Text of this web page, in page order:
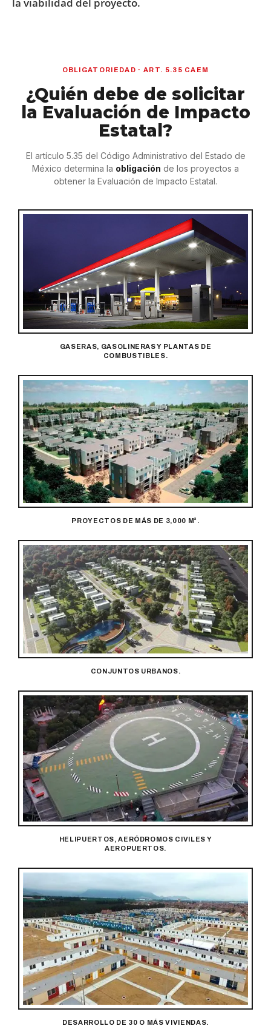
OBLIGATORIEDAD · ART. 5.35 CAEM
¿Quién debe de solicitar
la Evaluación de Impacto
Estatal?
El artículo 5.35 del Código Administrativo del Estado de
México determina la obligación de los proyectos a
obtener la Evaluación de Impacto Estatal.
GASERAS, GASOLINERAS Y PLANTAS DE
COMBUSTIBLES.
PROYECTOS DE MÁS DE 3,000 M².
CONJUNTOS URBANOS.
HELIPUERTOS, AERÓDROMOS CIVILES Y
AEROPUERTOS.
DESARROLLO DE 30 O MÁS VIVIENDAS.